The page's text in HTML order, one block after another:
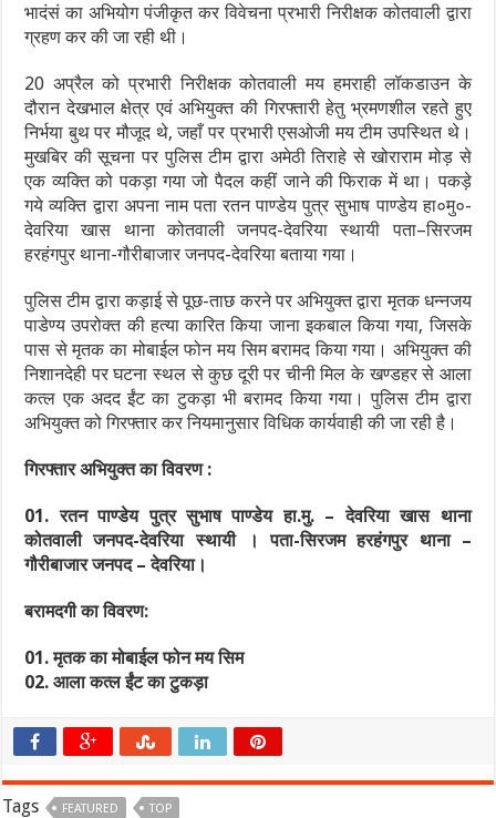
भादंसं का अभियोग पंजीकृत कर विवेचना प्रभारी निरीक्षक कोतवाली द्वारा
ग्रहण कर की जा रही थी।
20 अप्रैल को प्रभारी निरीक्षक कोतवाली मय हमराही लॉकडाउन के
दौरान देखभाल क्षेत्र एवं अभियुक्त की गिरफ्तारी हेतु भ्रमणशील रहते हुए
निर्भया बुथ पर मौजूद थे, जहाँ पर प्रभारी एसओजी मय टीम उपस्थित थे।
मुखबिर की सूचना पर पुलिस टीम द्वारा अमेठी तिराहे से खोराराम मोड़ से
एक व्यक्ति को पकड़ा गया जो पैदल कहीं जाने की फिराक में था। पकड़े
गये व्यक्ति द्वारा अपना नाम पता रतन पाण्डेय पुत्र सुभाष पाण्डेय हा०मु०-
देवरिया खास थाना कोतवाली जनपद-देवरिया स्थायी पता–सिरजम
हरहंगपुर थाना-गौरीबाजार जनपद-देवरिया बताया गया।
पुलिस टीम द्वारा कड़ाई से पूछ-ताछ करने पर अभियुक्त द्वारा मृतक धन्नजय
पाडेण्य उपरोक्त की हत्या कारित किया जाना इकबाल किया गया, जिसके
पास से मृतक का मोबाईल फोन मय सिम बरामद किया गया। अभियुक्त की
निशानदेही पर घटना स्थल से कुछ दूरी पर चीनी मिल के खण्डहर से आला
कत्ल एक अदद ईंट का टुकड़ा भी बरामद किया गया। पुलिस टीम द्वारा
अभियुक्त को गिरफ्तार कर नियमानुसार विधिक कार्यवाही की जा रही है।
गिरफ्तार अभियुक्त का विवरण :
01. रतन पाण्डेय पुत्र सुभाष पाण्डेय हा.मु. – देवरिया खास थाना
कोतवाली जनपद-देवरिया स्थायी । पता-सिरजम हरहंगपुर थाना –
गौरीबाजार जनपद – देवरिया।
बरामदगी का विवरण:
01. मृतक का मोबाईल फोन मय सिम
02. आला कत्ल ईंट का टुकड़ा
Tags FEATURED TOP